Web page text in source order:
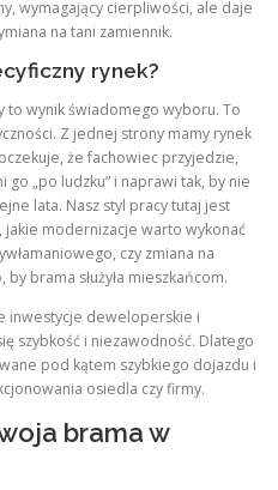
wymagający cierpliwości, ale daje
na tani zamiennik.
rynek?
to wynik świadomego wyboru. To
Z jednej strony mamy rynek
że fachowiec przyjedzie,
„po ludzku” i naprawi tak, by nie
lata. Nasz styl pracy tutaj jest
jakie modernizacje warto wykonać
czy zmiana na
brama służyła mieszkańcom.
inwestycje deweloperskie i
szybkość i niezawodność. Dlatego
pod kątem szybkiego dojazdu i
osiedla czy firmy.
brama w